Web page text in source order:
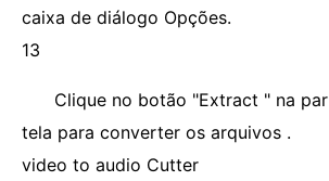
caixa de diálogo Opções.
13
Clique no botão "Extract " na
tela para converter os arquivos .
video to audio Cutter